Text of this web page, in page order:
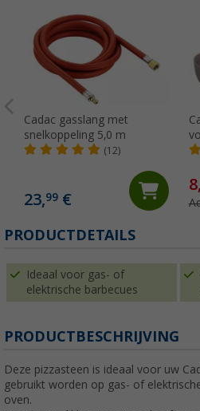
Cadac gasslang met
snelkoppeling 5,0 m
(12)
23,99 €
8,
PRODUCTDETAILS
Ideaal voor gas- of
elektrische barbecues
PRODUCTBESCHRIJVING
Deze pizzasteen is ideaal voor uw
gebruikt worden op gas- of
oven.